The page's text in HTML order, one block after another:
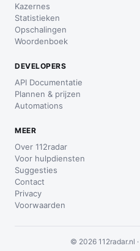
Kazernes
Statistieken
Opschalingen
Woordenboek
DEVELOPERS
API Documentatie
Plannen & prijzen
Automations
MEER
Over 112radar
Voor hulpdiensten
Suggesties
Contact
Privacy
Voorwaarden
© 2026 112radar.nl ·